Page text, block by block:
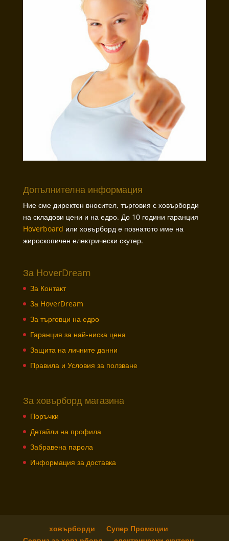
Допълнителна информация
Ние сме директен вносител, търговия с ховърборди
на складови цени и на едро. До 10 години гаранция
Hoverboard или ховърборд е познатото име на
жироскопичен електрически скутер.
За HoverDream
За Контакт
За HoverDream
За търговци на едро
Гаранция за най-ниска цена
Защита на личните данни
Правила и Условия за ползване
За ховърборд магазина
Поръчки
Детайли на профила
Забравена парола
Информация за доставка
ховърборди
Супер Промоции